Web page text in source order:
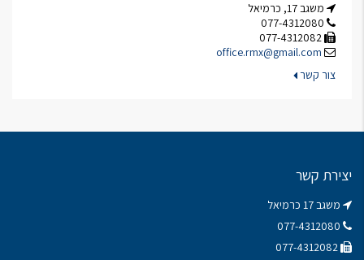
משגב 17, כרמיאל
office.rmx@gmail.com
צור קשר
יצירת קשר
משגב 17 כרמיאל